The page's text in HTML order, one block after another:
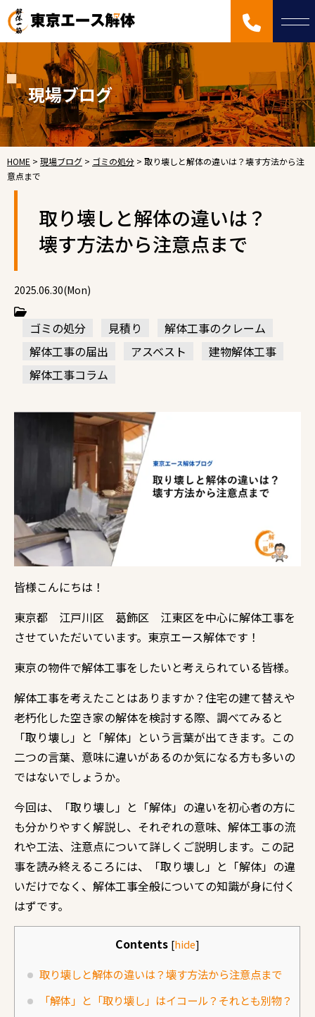
現場ブログ
HOME > 現場ブログ > ゴミの処分 > 取り壊しと解体の違いは？壊す方法から注
意点まで
取り壊しと解体の違いは？
壊す方法から注意点まで
2025.06.30(Mon)
ゴミの処分 見積り
解体工事のクレーム
解体工事の届出
アスベスト
建物解体工事
解体工事コラム
皆様こんにちは！
東京都 江戸川区 葛飾区 江東区を中心に解体工事を
させていただいています。東京エース解体です！
東京の物件で解体工事をしたいと考えられている皆様。
解体工事を考えたことはありますか？住宅の建て替えや
老朽化した空き家の解体を検討する際、調べてみると
「取り壊し」と「解体」という言葉が出てきます。この
二つの言葉、意味に違いがあるのか気になる方も多いの
ではないでしょうか。
今回は、「取り壊し」と「解体」の違いを初心者の方に
も分かりやすく解説し、それぞれの意味、解体工事の流
れや工法、注意点について詳しくご説明します。この記
事を読み終えるころには、「取り壊し」と「解体」の違
いだけでなく、解体工事全般についての知識が身に付く
はずです。
Contents [hide]
取り壊しと解体の違いは？壊す方法から注意点まで
「解体」と「取り壊し」はイコール？それとも別物？